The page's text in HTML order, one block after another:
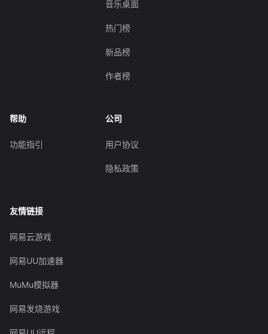
音乐桌面
热门榜
新品榜
作者榜
帮助
功能指引
公司
用户协议
隐私政策
友情链接
网易云游戏
网易UU加速器
MuMu模拟器
网易发烧游戏